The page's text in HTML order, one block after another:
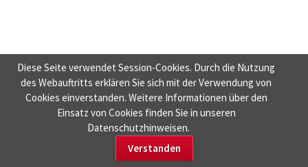
Diese Seite verwendet Session-Cookies. Durch die Nutzung
des Webauftritts erklären Sie sich mit der Verwendung von
Cookies einverstanden. Weitere Informationen über den
Einsatz von Cookies finden Sie in unseren
Datenschutzhinweisen.
Verstanden